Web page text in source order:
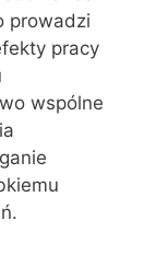
prowadzi
pracy
wspólne